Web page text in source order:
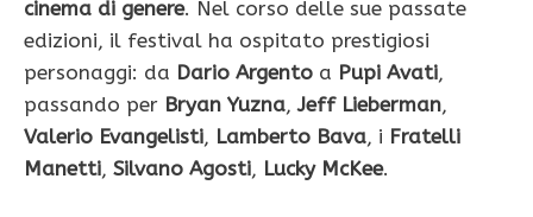
cinema di genere. Nel corso delle sue passate
edizioni, il festival ha ospitato prestigiosi
personaggi: da Dario Argento a Pupi Avati,
passando per Bryan Yuzna,Jeff Lieberman,
Valerio Evangelisti, Lamberto Bava, i Fratelli
Manetti, Silvano Agosti, Lucky McKee.